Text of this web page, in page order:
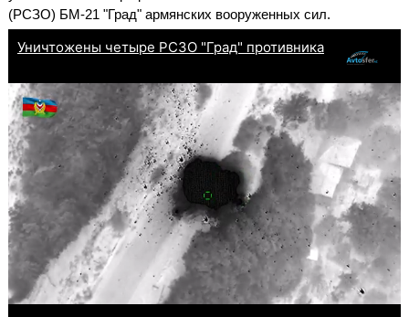
(РСЗО) БМ-21 "Град" армянских вооруженных сил.